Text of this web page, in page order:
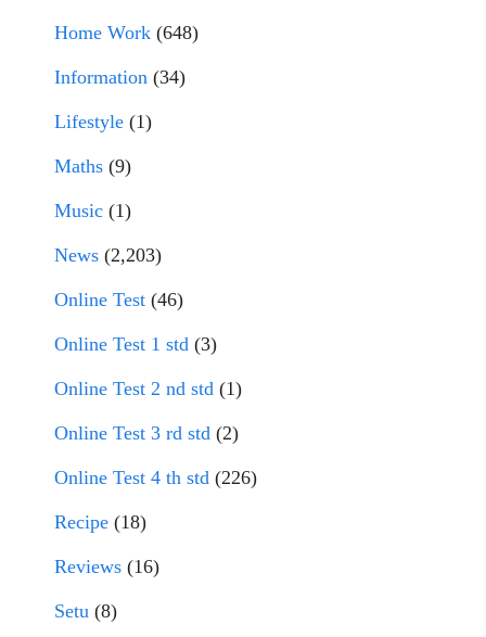
Home Work (648)
Information (34)
Lifestyle (1)
Maths (9)
Music (1)
News (2,203)
Online Test (46)
Online Test 1 std (3)
Online Test 2 nd std (1)
Online Test 3 rd std (2)
Online Test 4 th std (226)
Recipe (18)
Reviews (16)
Setu (8)